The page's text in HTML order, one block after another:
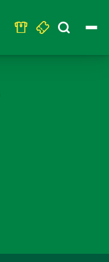
Search
for: